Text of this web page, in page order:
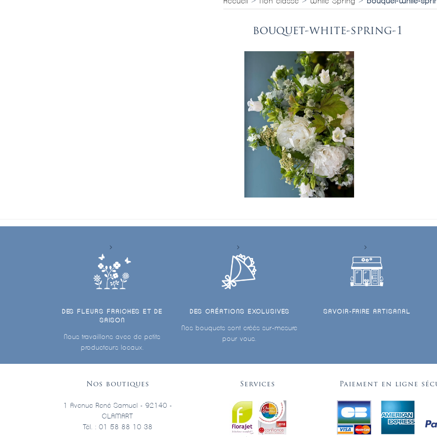
bouquet-white-spring-1
DES FLEURS FRAICHES ET DE
SAISON
Nous travaillons avec de petits
producteurs locaux.
DES CRÉATIONS EXCLUSIVES
Nos bouquets sont créés sur-mesure
pour vous.
SAVOIR-FAIRE ARTISANAL
Nos boutiques
1 Avenue René Samuel - 92140 -
CLAMART
Tél. : 01 58 88 10 38
Services Paiement en ligne